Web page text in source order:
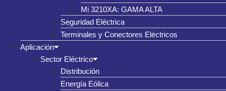
Mi 3210XA: GAMA ALTA
Seguridad Eléctrica
Terminales y Conectores Eléctricos
Aplicación
Sector Eléctrico
Distribución
Energía Eólica